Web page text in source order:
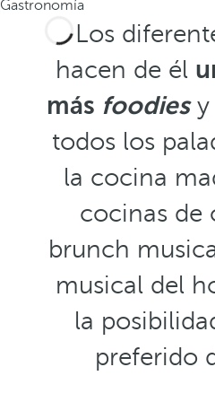
Gastronomía
Los
hacen de él
más foodies y
todos los
la cocina
cocinas de
brunch
musical del
la
preferido